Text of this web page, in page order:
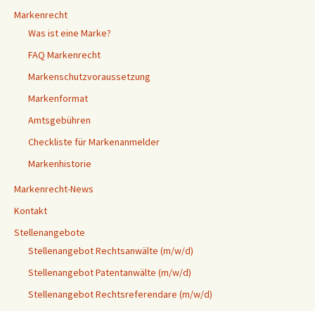
Markenrecht
Was ist eine Marke?
FAQ Markenrecht
Markenschutzvoraussetzung
Markenformat
Amtsgebühren
Checkliste für Markenanmelder
Markenhistorie
Markenrecht-News
Kontakt
Stellenangebote
Stellenangebot Rechtsanwälte (m/w/d)
Stellenangebot Patentanwälte (m/w/d)
Stellenangebot Rechtsreferendare (m/w/d)